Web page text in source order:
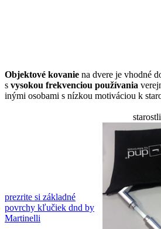
Objektové kovanie na dvere je vhodné
s vysokou frekvenciou používania
inými osobami s nízkou motiváciou k
prezrite si základné
povrchy kľučiek dnd by
Martinelli